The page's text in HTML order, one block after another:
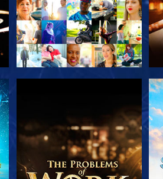
СМОТРЕТЬ ПЕРЕДАЧИ